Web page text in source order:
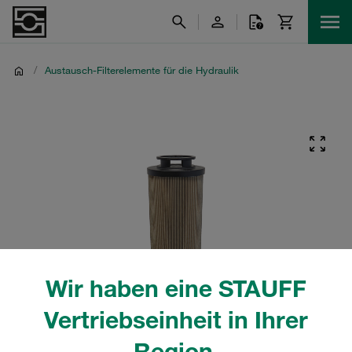
Wir haben eine STAUFF
Vertriebseinheit in Ihrer
/ Austausch-Filterelemente für die Hydraulik